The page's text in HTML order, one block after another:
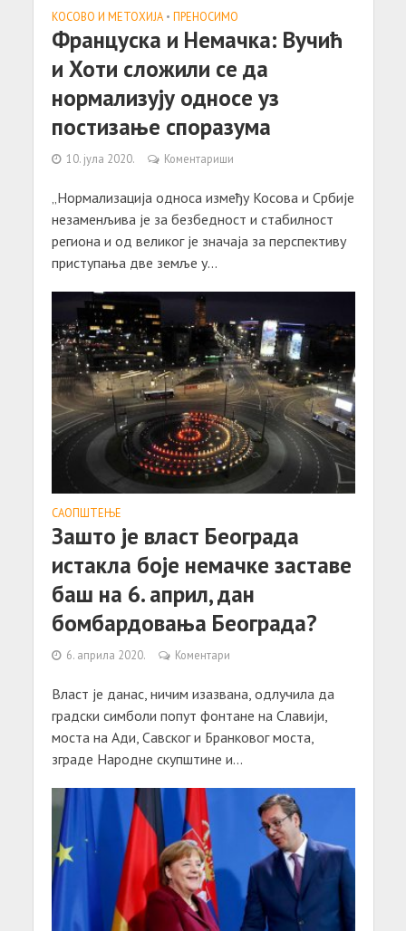
КОСОВО И МЕТОХИЈА • ПРЕНОСИМО
Француска и Немачка: Вучић
и Хоти сложили се да
нормализују односе уз
постизање споразума
10. јула 2020. Коментариши
„Нормализација односа између Косова и Србије
незаменљива је за безбедност и стабилност
региона и од великог је значаја за перспективу
приступања две земље у...
САОПШТЕЊE
Зашто је власт Београда
истакла боје немачке заставе
баш на 6. април, дан
бомбардовања Београдa?
6. априла 2020. Коментари
Власт је данас, ничим изазвана, одлучила да
градски симболи попут фонтане на Славији,
моста на Ади, Савског и Бранковог моста,
зграде Народне скупштине и...